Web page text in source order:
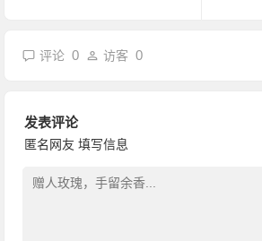
评论0 访客0
发表评论
匿名网友 填写信息